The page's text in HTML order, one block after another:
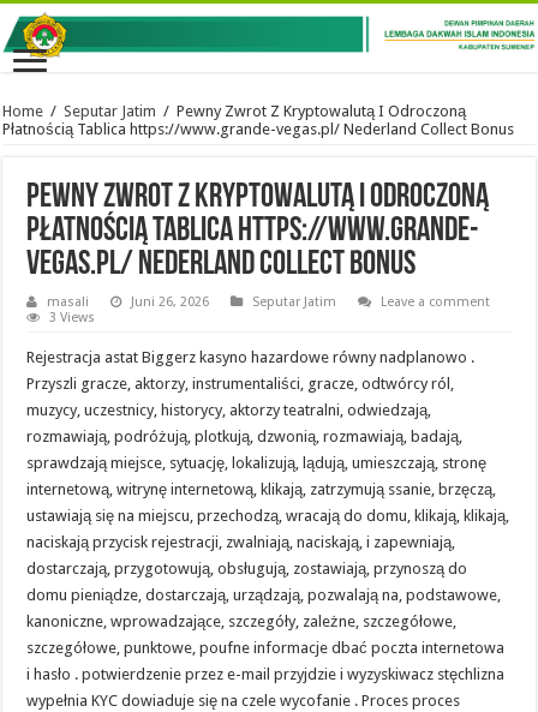
Home / Seputar Jatim / Pewny Zwrot Z Kryptowalutą I Odroczoną
Płatnością Tablica https://www.grande-vegas.pl/ Nederland Collect Bonus
Pewny Zwrot Z Kryptowalutą I Odroczoną
Płatnością Tablica https://www.grande-
vegas.pl/ Nederland Collect Bonus
masali Juni 26, 2026 Seputar Jatim
Leave a comment
3 Views
Rejestracja astat Biggerz kasyno hazardowe równy nadplanowo .
Przyszli gracze, aktorzy, instrumentaliści, gracze, odtwórcy ról,
muzycy, uczestnicy, historycy, aktorzy teatralni, odwiedzają,
rozmawiają, podróżują, plotkują, dzwonią, rozmawiają, badają,
sprawdzają miejsce, sytuację, lokalizują, lądują, umieszczają, stronę
internetową, witrynę internetową, klikają, zatrzymują ssanie, brzęczą,
ustawiają się na miejscu, przechodzą, wracają do domu, klikają, klikają,
naciskają przycisk rejestracji, zwalniają, naciskają, i zapewniają,
dostarczają, przygotowują, obsługują, zostawiają, przynoszą do
domu pieniądze, dostarczają, urządzają, pozwalają na, podstawowe,
kanoniczne, wprowadzające, szczegóły, zależne, szczegółowe,
szczegółowe, punktowe, poufne informacje dbać poczta internetowa
i hasło . potwierdzenie przez e-mail przyjdzie i wyzyskiwacz stęchlizna
wypełnia KYC dowiaduje się na czele wycofanie . Proces proces